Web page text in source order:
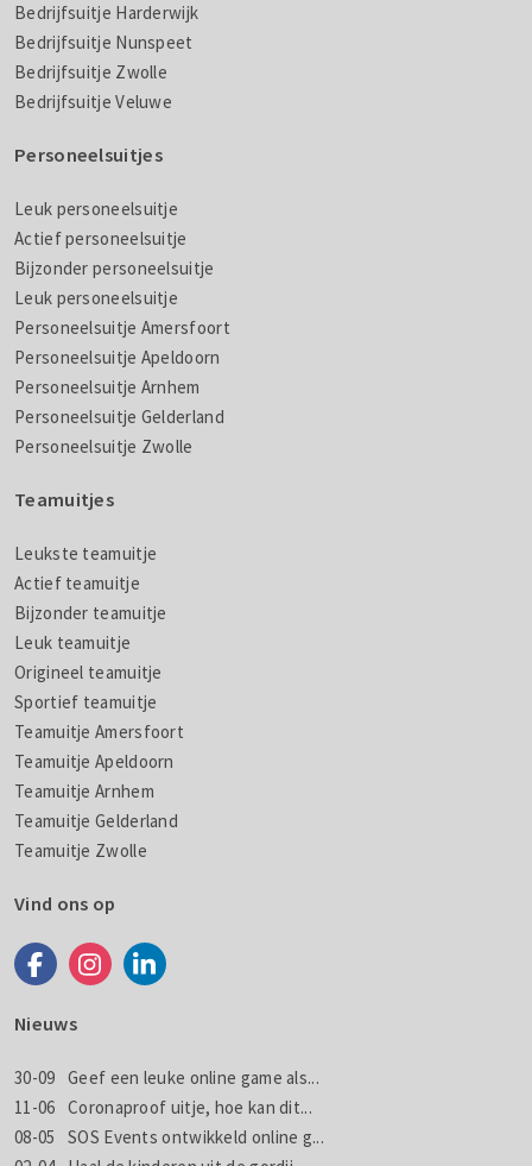
Bedrijfsuitje Harderwijk
Bedrijfsuitje Nunspeet
Bedrijfsuitje Zwolle
Bedrijfsuitje Veluwe
Personeelsuitjes
Leuk personeelsuitje
Actief personeelsuitje
Bijzonder personeelsuitje
Leuk personeelsuitje
Personeelsuitje Amersfoort
Personeelsuitje Apeldoorn
Personeelsuitje Arnhem
Personeelsuitje Gelderland
Personeelsuitje Zwolle
Teamuitjes
Leukste teamuitje
Actief teamuitje
Bijzonder teamuitje
Leuk teamuitje
Origineel teamuitje
Sportief teamuitje
Teamuitje Amersfoort
Teamuitje Apeldoorn
Teamuitje Arnhem
Teamuitje Gelderland
Teamuitje Zwolle
Vind ons op
Nieuws
30-09 Geef een leuke online game als...
11-06 Coronaproof uitje, hoe kan dit...
08-05
SOS Events ontwikkeld online g...